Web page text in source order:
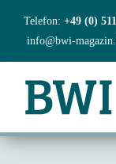
Inhalt
springen
Telefon: +49 (0)
info@bwi-